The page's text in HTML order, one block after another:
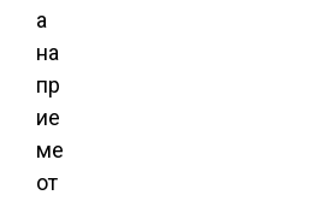
а
на
пр
ие
ме
от